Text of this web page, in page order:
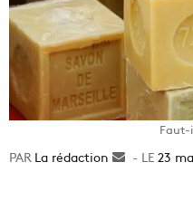
Faut-
La rédaction
Envoyer
23